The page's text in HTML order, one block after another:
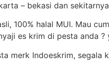
– bekasi dan
100% halal MUI. Mau
es krim di pesta anda
merk Indoeskrim,